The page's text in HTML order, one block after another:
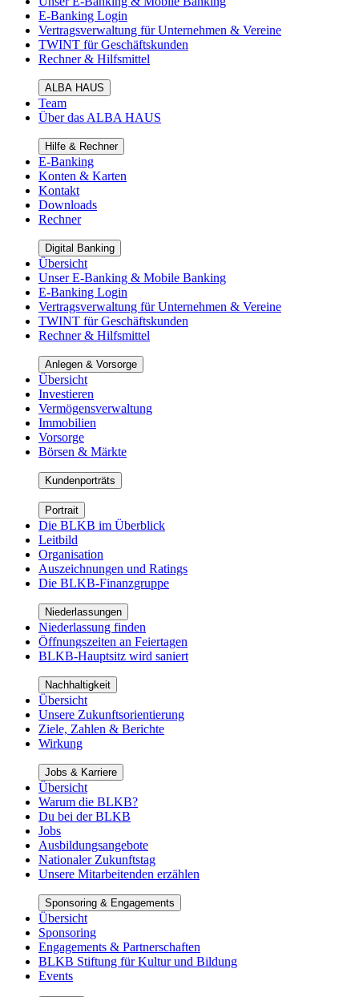
E-Banking Login
Vertragsverwaltung für Unternehmen & Vereine
TWINT für Geschäftskunden
Rechner & Hilfsmittel
ALBA HAUS
Team
Über das ALBA HAUS
Hilfe & Rechner
E-Banking
Konten & Karten
Kontakt
Downloads
Rechner
Digital Banking
Übersicht
Unser E-Banking & Mobile Banking
E-Banking Login
Vertragsverwaltung für Unternehmen & Vereine
TWINT für Geschäftskunden
Rechner & Hilfsmittel
Anlegen & Vorsorge
Übersicht
Investieren
Vermögensverwaltung
Immobilien
Vorsorge
Börsen & Märkte
Kundenporträts
Portrait
Die BLKB im Überblick
Leitbild
Organisation
Auszeichnungen und Ratings
Die BLKB-Finanzgruppe
Niederlassungen
Niederlassung finden
Öffnungszeiten an Feiertagen
BLKB-Hauptsitz wird saniert
Nachhaltigkeit
Übersicht
Unsere Zukunftsorientierung
Ziele, Zahlen & Berichte
Wirkung
Jobs & Karriere
Übersicht
Warum die BLKB?
Du bei der BLKB
Jobs
Ausbildungsangebote
Nationaler Zukunftstag
Unsere Mitarbeitenden erzählen
Sponsoring & Engagements
Übersicht
Sponsoring
Engagements & Partnerschaften
BLKB Stiftung für Kultur und Bildung
Events